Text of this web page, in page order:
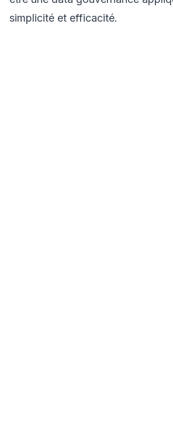
simplicité et efficacité.